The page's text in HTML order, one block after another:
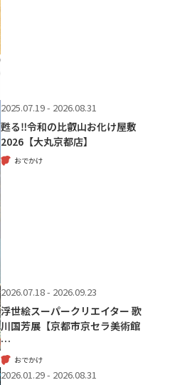
2025.07.19 - 2026.08.31
甦る‼令和の比叡山お化け屋敷
2026【大丸京都店】
おでかけ
2026.07.18 - 2026.09.23
浮世絵スーパークリエイター 歌
川国芳展【京都市京セラ美術館
…
おでかけ
2026.01.29 - 2026.08.31